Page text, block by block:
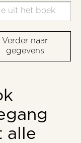
Verder naar
gegevens
alle